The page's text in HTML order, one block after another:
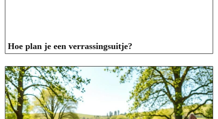
Hoe plan je een verrassingsuitje?